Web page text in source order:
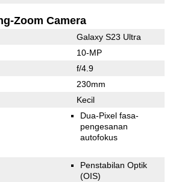
Zoom Camera
Galaxy S23 Ultra
10-MP
f/4.9
230mm
Kecil
Dua-Pixel fasa-
pengesanan
autofokus
Penstabilan Optik
(OIS)